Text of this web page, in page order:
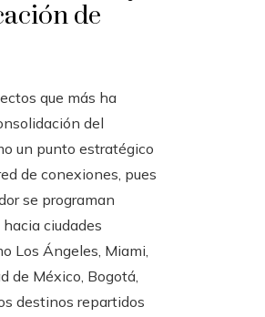
de
que más ha
del
un punto estratégico
de conexiones, pues
se programan
ciudades
Los Ángeles, Miami,
de México, Bogotá,
destinos repartidos